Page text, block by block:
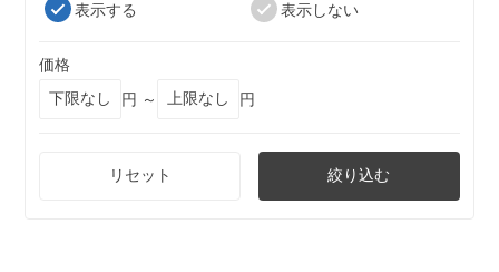
表示する
表示しない
価格
円 ～
円
リセット 絞り込む